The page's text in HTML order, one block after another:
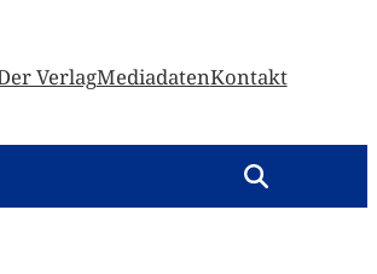
VerlagMediadatenKontakt